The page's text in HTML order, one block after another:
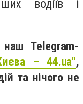
водіїв і
наш Telegram-
– 44.ua",
та нічого не